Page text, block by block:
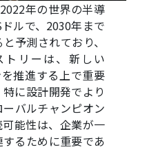
年の世界の半導
ルで、2030年まで
予測されており、
トリーは、新しい
推進する上で重要
に設計開発でより
バルチャンピオン
能性は、企業が一
るために重要であ